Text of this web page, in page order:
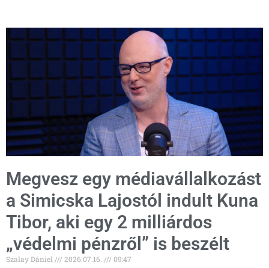
Megvesz egy médiavállalkozást
a Simicska Lajostól indult Kuna
Tibor, aki egy 2 milliárdos
„védelmi pénzről” is beszélt
Szalay Dániel 2026.07.16. 09:47